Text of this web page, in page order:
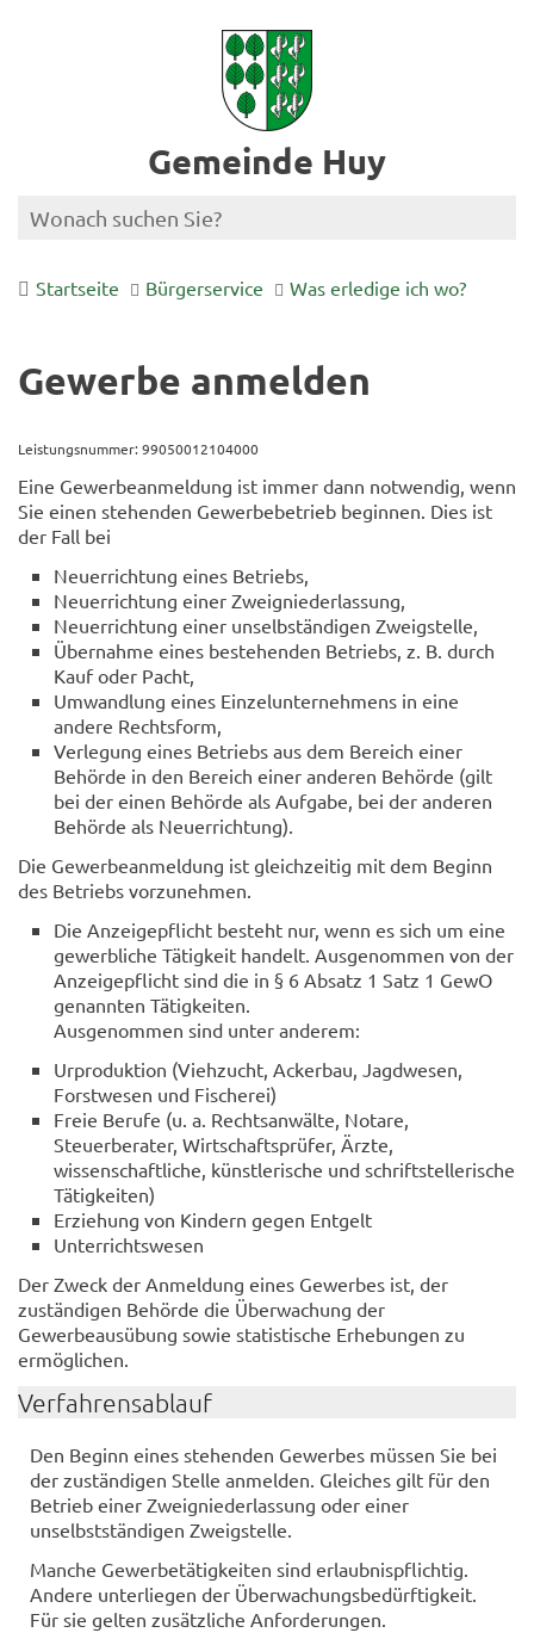
Gemeinde Huy
Startseite Bürgerservice Was erledige ich wo?
Gewerbe anmelden
Leistungsnummer: 99050012104000
Eine Gewerbeanmeldung ist immer dann notwendig, wenn
Sie einen stehenden Gewerbebetrieb beginnen. Dies ist
der Fall bei
Neuerrichtung eines Betriebs,
Neuerrichtung einer Zweigniederlassung,
Neuerrichtung einer unselbständigen Zweigstelle,
Übernahme eines bestehenden Betriebs, z. B. durch
Kauf oder Pacht,
Umwandlung eines Einzelunternehmens in eine
andere Rechtsform,
Verlegung eines Betriebs aus dem Bereich einer
Behörde in den Bereich einer anderen Behörde (gilt
bei der einen Behörde als Aufgabe, bei der anderen
Behörde als Neuerrichtung).
Die Gewerbeanmeldung ist gleichzeitig mit dem Beginn
des Betriebs vorzunehmen.
Die Anzeigepflicht besteht nur, wenn es sich um eine
gewerbliche Tätigkeit handelt. Ausgenommen von der
Anzeigepflicht sind die in § 6 Absatz 1 Satz 1 GewO
genannten Tätigkeiten.
Ausgenommen sind unter anderem:
Urproduktion (Viehzucht, Ackerbau, Jagdwesen,
Forstwesen und Fischerei)
Freie Berufe (u. a. Rechtsanwälte, Notare,
Steuerberater, Wirtschaftsprüfer, Ärzte,
wissenschaftliche, künstlerische und schriftstellerische
Tätigkeiten)
Erziehung von Kindern gegen Entgelt
Unterrichtswesen
Der Zweck der Anmeldung eines Gewerbes ist, der
zuständigen Behörde die Überwachung der
Gewerbeausübung sowie statistische Erhebungen zu
ermöglichen.
Verfahrensablauf
Den Beginn eines stehenden Gewerbes müssen Sie bei
der zuständigen Stelle anmelden. Gleiches gilt für den
Betrieb einer Zweigniederlassung oder einer
unselbstständigen Zweigstelle.
Manche Gewerbetätigkeiten sind erlaubnispflichtig.
Andere unterliegen der Überwachungsbedürftigkeit.
Für sie gelten zusätzliche Anforderungen.